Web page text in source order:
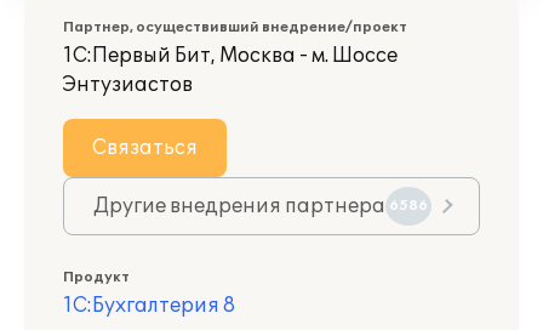
Партнер, осуществивший внедрение/проект
1С:Первый Бит, Москва - м. Шоссе
Энтузиастов
Связаться
Другие внедрения партнера 6586
Продукт
1С:Бухгалтерия 8